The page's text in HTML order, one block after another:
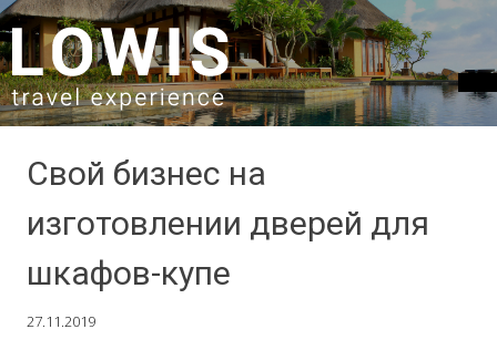
SKIP TO CONTENT
Свой бизнес на
изготовлении дверей для
шкафов-купе
27.11.2019